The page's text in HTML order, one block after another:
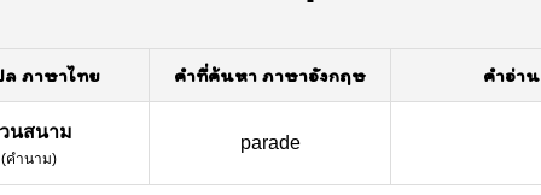
ภาษาไทย คำที่ค้นหา ภาษาอังกฤษ คำอ่าน
นสนาม
(คำนาม)
parade